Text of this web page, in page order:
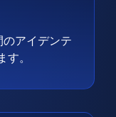
アイデンテ
す。